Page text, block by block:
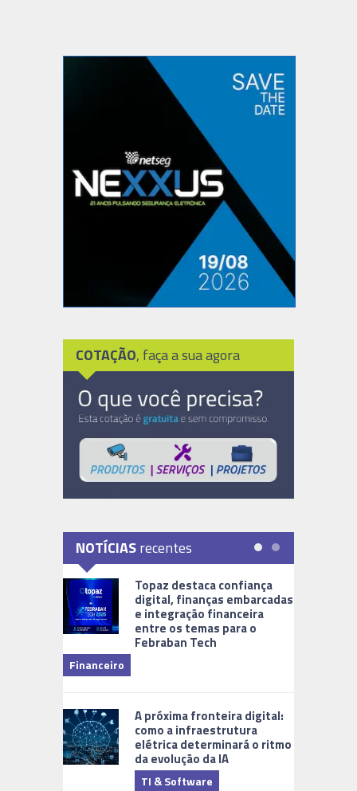
COTAÇÃO, faça a sua agora
NOTÍCIASrecentes
Topaz destaca confiança
digital, finanças embarcadas
e integração financeira
entre os temas para o
Febraban Tech
Financeiro
A próxima fronteira digital:
como a infraestrutura
elétrica determinará o ritmo
da evolução da IA
TI & Software